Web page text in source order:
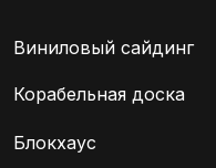
Виниловый сайдинг
Корабельная доска
Блокхаус